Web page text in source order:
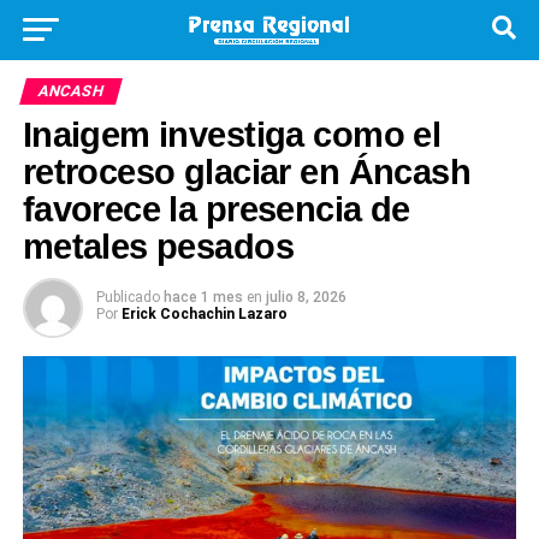
ANCASH
Inaigem investiga como el
retroceso glaciar en Áncash
favorece la presencia de
metales pesados
Publicado hace 1 mes en julio 8, 2026
Por Erick Cochachin Lazaro